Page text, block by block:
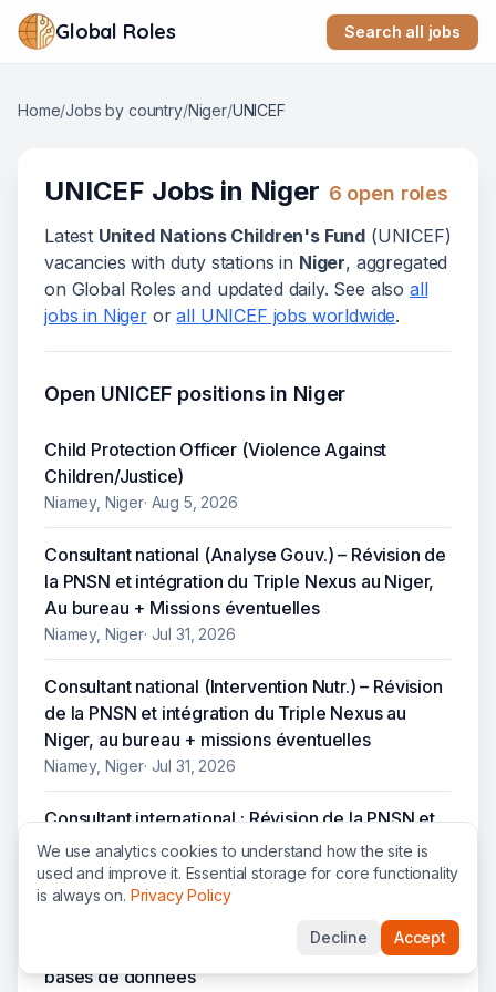
Global Roles Search all jobs
Home/Jobs by country/Niger/UNICEF
UNICEF Jobs in Niger 6 open roles
Latest United Nations Children's Fund (UNICEF)
vacancies with duty stations in Niger, aggregated
on Global Roles and updated daily. See also all
jobs in Niger or all UNICEF jobs worldwide.
Open UNICEF positions in Niger
Child Protection Officer (Violence Against
Children/Justice)
Niamey, Niger· Aug 5, 2026
Consultant national (Analyse Gouv.) – Révision de
la PNSN et intégration du Triple Nexus au Niger,
Au bureau + Missions éventuelles
Niamey, Niger· Jul 31, 2026
Consultant national (Intervention Nutr.) – Révision
de la PNSN et intégration du Triple Nexus au
Niger, au bureau + missions éventuelles
Niamey, Niger· Jul 31, 2026
Consultant international : Révision de la PNSN et
intégration du triple nexus au Niger, Section Santé
- Nutrition
Niamey, Niger·Jul 31, 2026
Consultant(e) national(e) – Développement de
bases de données
We use analytics cookies to understand how the site is
used and improve it. Essential storage for core functionality
is always on. Privacy Policy
Decline Accept